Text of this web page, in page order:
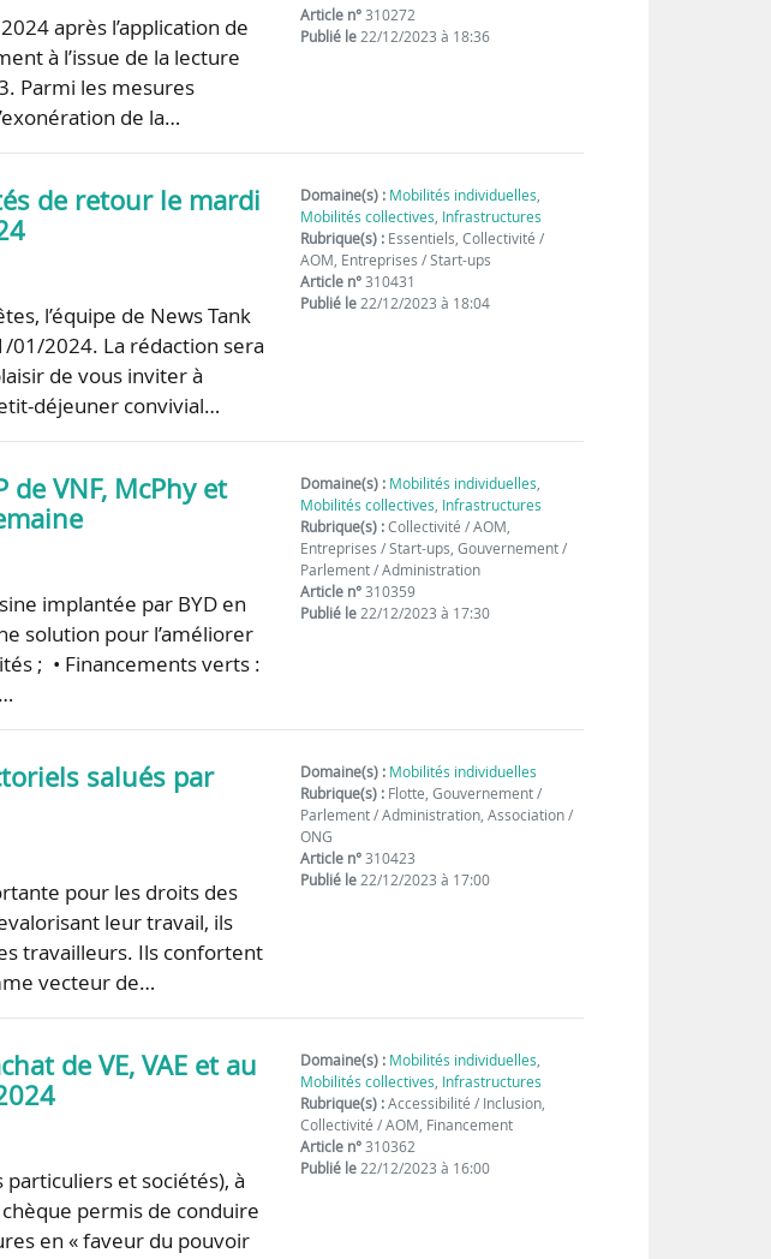
après l’application de
à l’issue de la lecture
Parmi les mesures
de la…
Article n°310272
Publié le22/12/2023 à 18:36
de retour le mardi
l’équipe de News Tank
01/2024. La rédaction sera
de vous inviter à
déjeuner convivial…
Domaine(s) : Mobilités individuelles,
Mobilités collectives, Infrastructures
Rubrique(s) : Essentiels, Collectivité /
AOM, Entreprises / Start-ups
Article n°310431
Publié le22/12/2023 à 18:04
de VNF, McPhy et
implantée par BYD en
solution pour l’améliorer
; • Financements verts :
Domaine(s) : Mobilités individuelles,
Mobilités collectives, Infrastructures
Rubrique(s) :Collectivité / AOM,
Entreprises / Start-ups, Gouvernement /
Parlement / Administration
Article n°310359
Publié le22/12/2023 à 17:30
salués par
pour les droits des
leur travail, ils
travailleurs. Ils confortent
vecteur de…
Domaine(s) : Mobilités individuelles
Rubrique(s) : Flotte, Gouvernement /
Parlement / Administration, Association /
ONG
Article n°310423
Publié le22/12/2023 à 17:00
de VE, VAE et au
particuliers et sociétés), à
chèque permis de conduire
en « faveur du pouvoir
Domaine(s) : Mobilités individuelles,
Mobilités collectives, Infrastructures
Rubrique(s) :Accessibilité / Inclusion,
Collectivité / AOM, Financement
Article n°310362
Publié le22/12/2023 à 16:00